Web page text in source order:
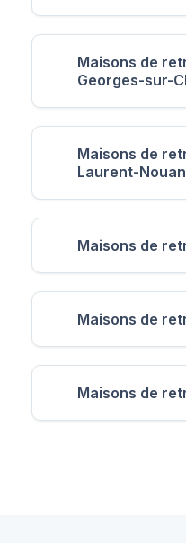
Maisons de
Georges-sur-
Maisons de
Laurent-Nouan
Maisons de
Maisons de
Maisons de